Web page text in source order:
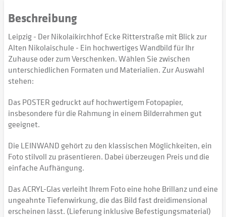
Beschreibung
Leipzig - Der Nikolaikirchhof Ecke Ritterstraße mit Blick zur
Alten Nikolaischule - Ein hochwertiges Wandbild für Ihr
Zuhause oder zum Verschenken. Wählen Sie zwischen
unterschiedlichen Formaten und Materialien. Zur Auswahl
stehen:
Das POSTER gedruckt auf hochwertigem Fotopapier,
insbesondere für die Rahmung in einem Bilderrahmen gut
geeignet.
Die LEINWAND gehört zu den klassischen Möglichkeiten, ein
Foto stilvoll zu präsentieren. Dabei überzeugen Preis und die
einfache Aufhängung.
Das ACRYL-Glas verleiht Ihrem Foto eine hohe Brillanz und eine
ungeahnte Tiefenwirkung, die das Bild fast dreidimensional
erscheinen lässt. (Lieferung inklusive Befestigungsmaterial)